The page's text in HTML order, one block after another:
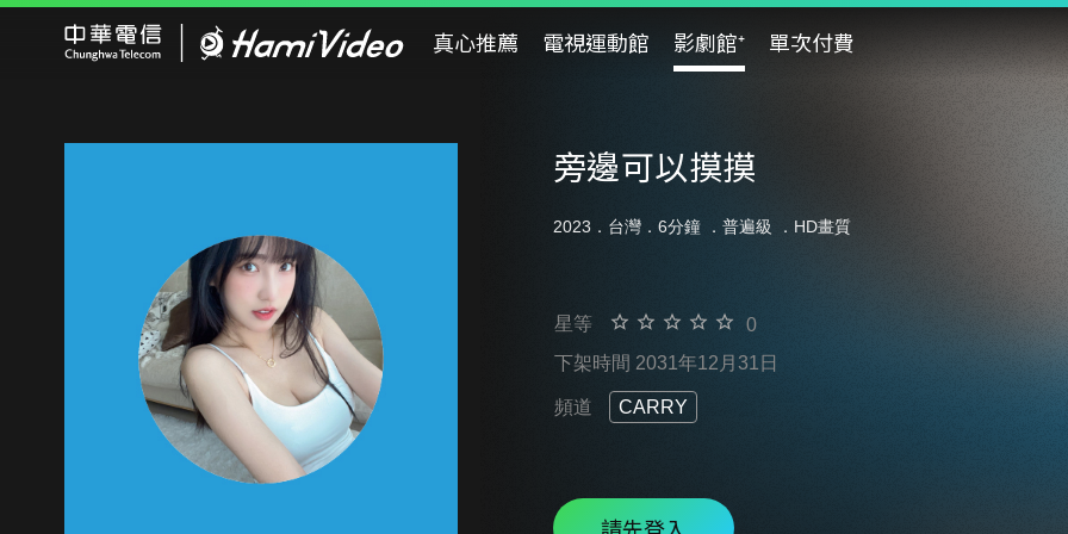
真心推薦 電視運動館 影劇館⁺ 單次付費
旁邊可以摸摸
2023．台灣．6分鐘 ． 普遍級 ．HD畫質
星等
0
下架時間 2031年12月31日
頻道 CARRY